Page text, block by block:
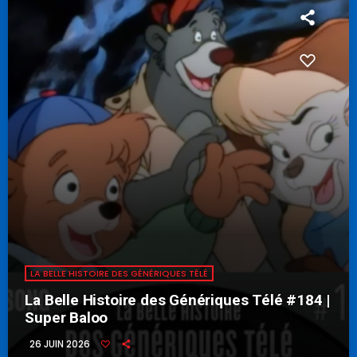
LA BELLE HISTOIRE DES GÉNÉRIQUES TÉLÉ
La Belle Histoire des Génériques Télé #184 |
Super Baloo
26 JUIN 2026